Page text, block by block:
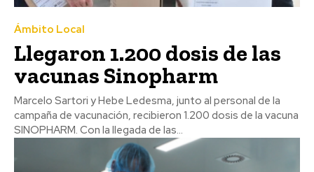
Ámbito Local
Llegaron 1.200 dosis de las
vacunas Sinopharm
Marcelo Sartori y Hebe Ledesma, junto al personal de la
campaña de vacunación, recibieron 1.200 dosis de la vacuna
SINOPHARM. Con la llegada de las...